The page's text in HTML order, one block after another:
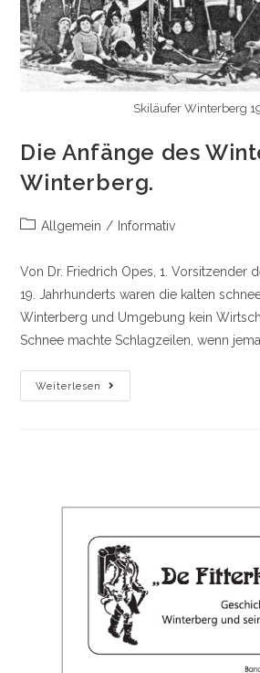
Skiläufer Winterberg
Die Anfänge des
Winterberg.
Beitrags-
Allgemein / Informativ
Von Dr. Friedrich Opes, 1. Vorsitzender
19. Jahrhunderts waren die kalten
Winterberg und Umgebung kein
Schnee machte Schlagzeilen, wenn
Weiterlesen
Die
Anfänge